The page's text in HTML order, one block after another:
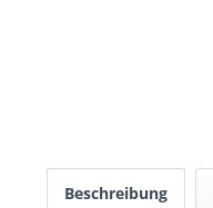
Beschreibung